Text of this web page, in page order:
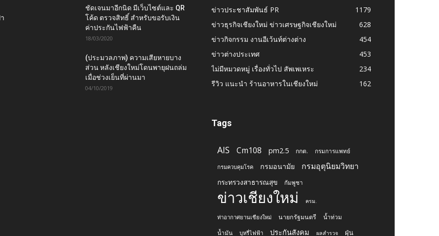
ชัดเจนมาอีกนิด มีเว็บไซต์และ QR
โค้ด ตรวจสิทธิ์ สำหรับขอรับเงิน
ค่าประกันไฟฟ้าคืน
18/03/2020
(ประมวลภาพ) ความเสียหายบาง
ส่วน หลังเชียงใหม่โดนพายุฝนถล่ม
เมื่อช่วงเย็นที่ผ่านมา
04/10/2019
ข่าวประชาสัมพันธ์ PR
1179
ข่าวธุรกิจเชียงใหม่ ข่าวเศรษฐกิจเชียงใหม่
628
ข่าวกิจกรรม งานอีเว้นท์ต่างต่าง
454
ข่าวต่างประเทศ
453
ไม่มีหมวดหมู่ เรื่องทั่วไป สัพเพเหระ
234
รีวิว แนะนำ ร้านอาหารในเชียงใหม่
162
Tags
AIS Cm108 pm2.5 กกต. กรมการแพทย์
กรมควบคุมโรค กรมอนามัย กรมอุตุนิยมวิทยา
กระทรวงสาธารณสุข กัมพูชา
ข่าวเชียงใหม่ ครม.
ท่าอากาศยานเชียงใหม่ นายกรัฐมนตรี น้ำท่วม
น้ำมัน บุหรี่ไฟฟ้า ประกันสังคม ผลสำรวจ ฝุ่น